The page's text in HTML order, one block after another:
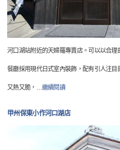
河口湖站附近的天婦羅專賣店。可以以合理
餐廳採用現代日式室內裝飾，配有引人注目
又熱又脆， …繼續閱讀
甲州保東小作河口湖店